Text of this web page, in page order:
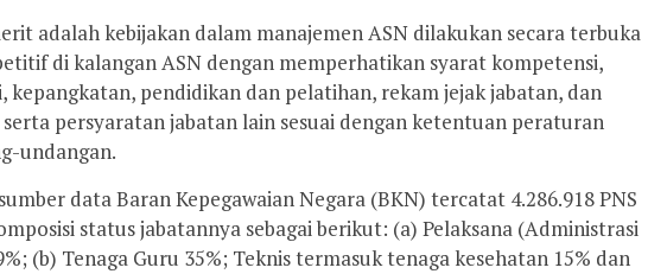
adalah kebijakan dalam manajemen ASN dilakukan secara terbuka
di kalangan ASN dengan memperhatikan syarat kompetensi,
kepangkatan, pendidikan dan pelatihan, rekam jejak jabatan, dan
persyaratan jabatan lain sesuai dengan ketentuan peraturan
undangan.
data Baran Kepegawaian Negara (BKN) tercatat 4.286.918 PNS
status jabatannya sebagai berikut: (a) Pelaksana (Administrasi
(b) Tenaga Guru 35%; Teknis termasuk tenaga kesehatan 15% dan